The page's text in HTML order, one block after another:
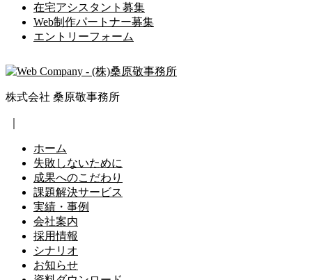
在宅アシスタント募集
Web制作パートナー募集
エントリーフォーム
株式会社 桑原敬事務所
ホーム
失敗しないために
成果へのこだわり
課題解決サービス
実績・事例
会社案内
採用情報
シナリオ
お知らせ